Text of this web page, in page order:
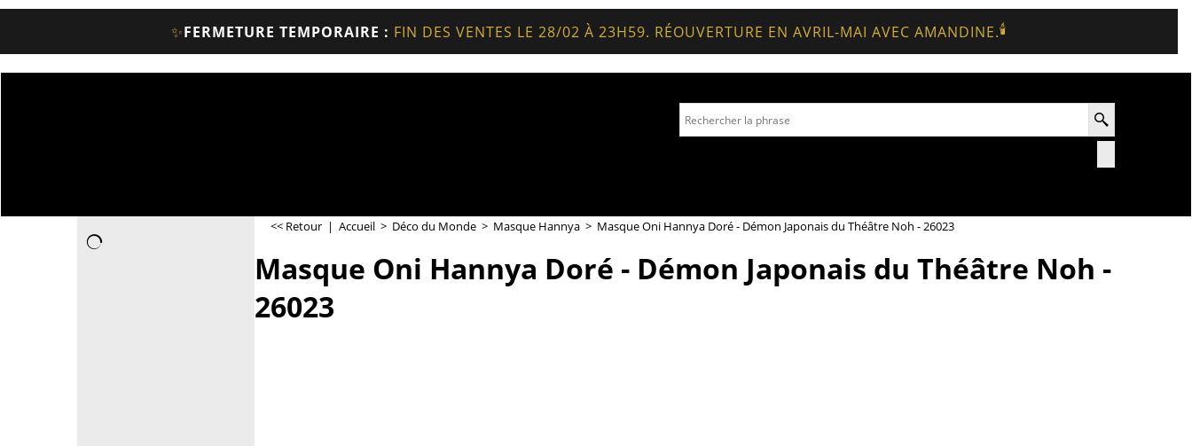
✨FERMETURE TEMPORAIRE : FIN DES VENTES LE 28/02 À 23H59. RÉOUVERTURE EN AVRIL-MAI AVEC AMANDINE.🕯️
<< Retour | Accueil > Déco du Monde > Masque Hannya > Masque Oni Hannya Doré - Démon Japonais du Théâtre Noh - 26023
Masque Oni Hannya Doré - Démon Japonais du Théâtre Noh -
26023